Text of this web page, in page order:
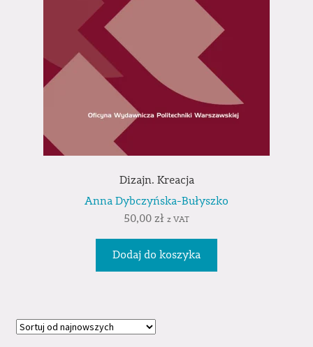
Dizajn. Kreacja
Anna Dybczyńska-Bułyszko
50,00 zł z VAT
Dodaj do koszyka